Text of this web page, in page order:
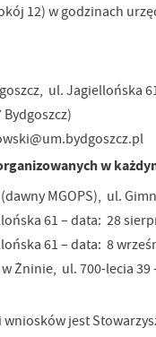
12) w godzinach
ul. Jagiellońska
w
MGOPS), ul.
61 – data: 28
61 – data: 8
Żninie, ul. 700-lecia 39
jest